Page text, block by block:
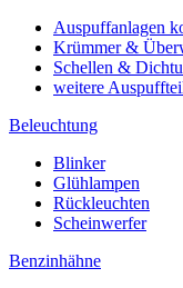
Auspuffanlagen
Krümmer &
Schellen &
weitere
Beleuchtung
Blinker
Glühlampen
Rückleuchten
Scheinwerfer
Benzinhähne